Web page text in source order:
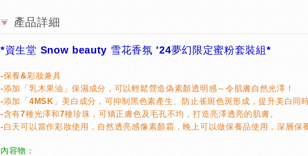
產品詳細
*資生堂 Snow beauty 雪花香氛 '24夢幻限定蜜粉套裝組*
-保養&彩妝兼具
-添加「乳木果油」保濕成分，可以輕鬆營造偽素顏透明感～令肌膚自然光澤！
-添加「4MSK」美白成分，可抑制黑色素產生、防止雀斑色斑形成，提升美白同時
-含有7種光澤和7種珍珠，可矯正膚色及毛孔不均，打造亮澤透亮的肌膚。
-白天可以當作彩妝使用，自然透亮感像素顏霜，晚上可以做保養品使用，深層保
內容物：